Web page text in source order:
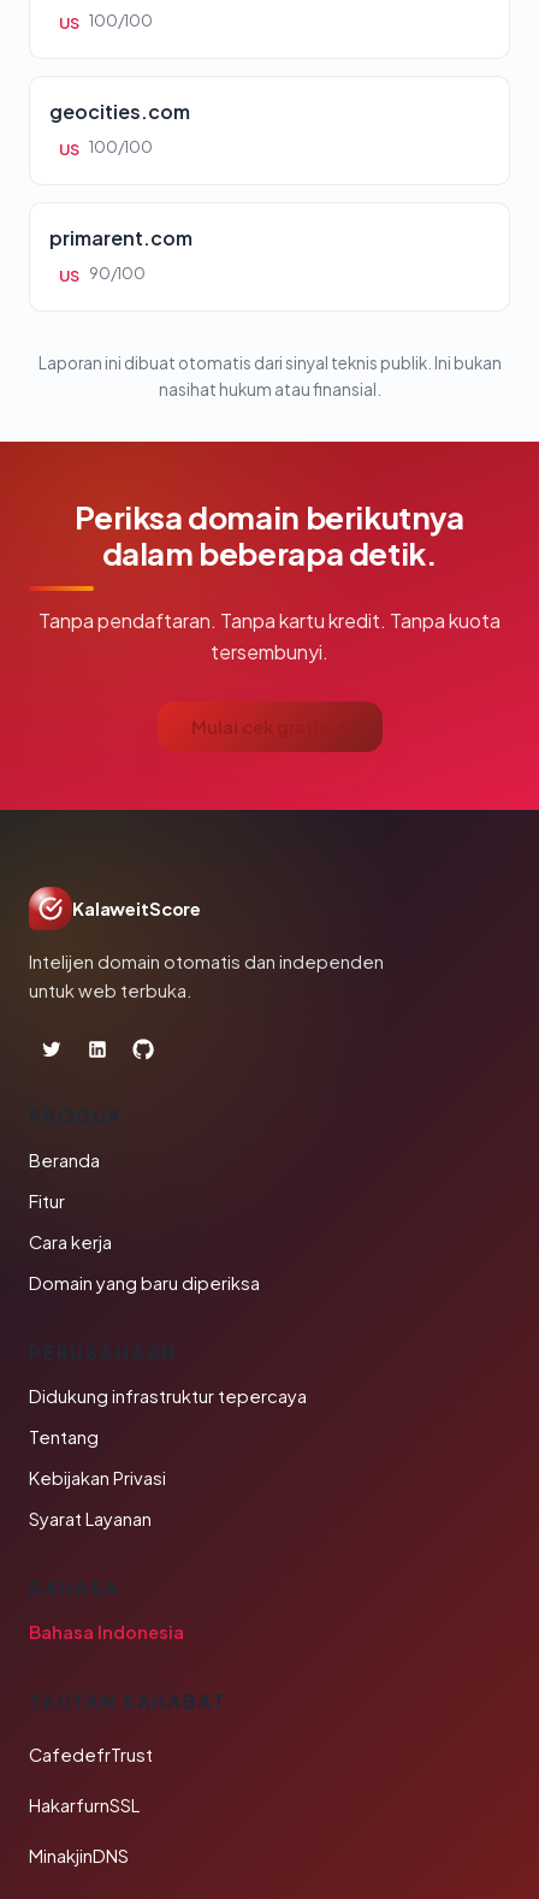
US 100/100
geocities.com
US 100/100
primarent.com
US 90/100
Laporan ini dibuat otomatis dari sinyal teknis publik. Ini bukan
nasihat hukum atau finansial.
Periksa domain berikutnya
dalam beberapa detik.
Tanpa pendaftaran. Tanpa kartu kredit. Tanpa kuota
tersembunyi.
Mulai cek gratis →
KalaweitScore
Intelijen domain otomatis dan independen
untuk web terbuka.
PRODUK
Beranda
Fitur
Cara kerja
Domain yang baru diperiksa
PERUSAHAAN
Didukung infrastruktur tepercaya
Tentang
Kebijakan Privasi
Syarat Layanan
BAHASA
Bahasa Indonesia
TAUTAN SAHABAT
CafedefrTrust
HakarfurnSSL
MinakjinDNS